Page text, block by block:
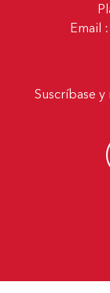
Email :
Suscríbase y